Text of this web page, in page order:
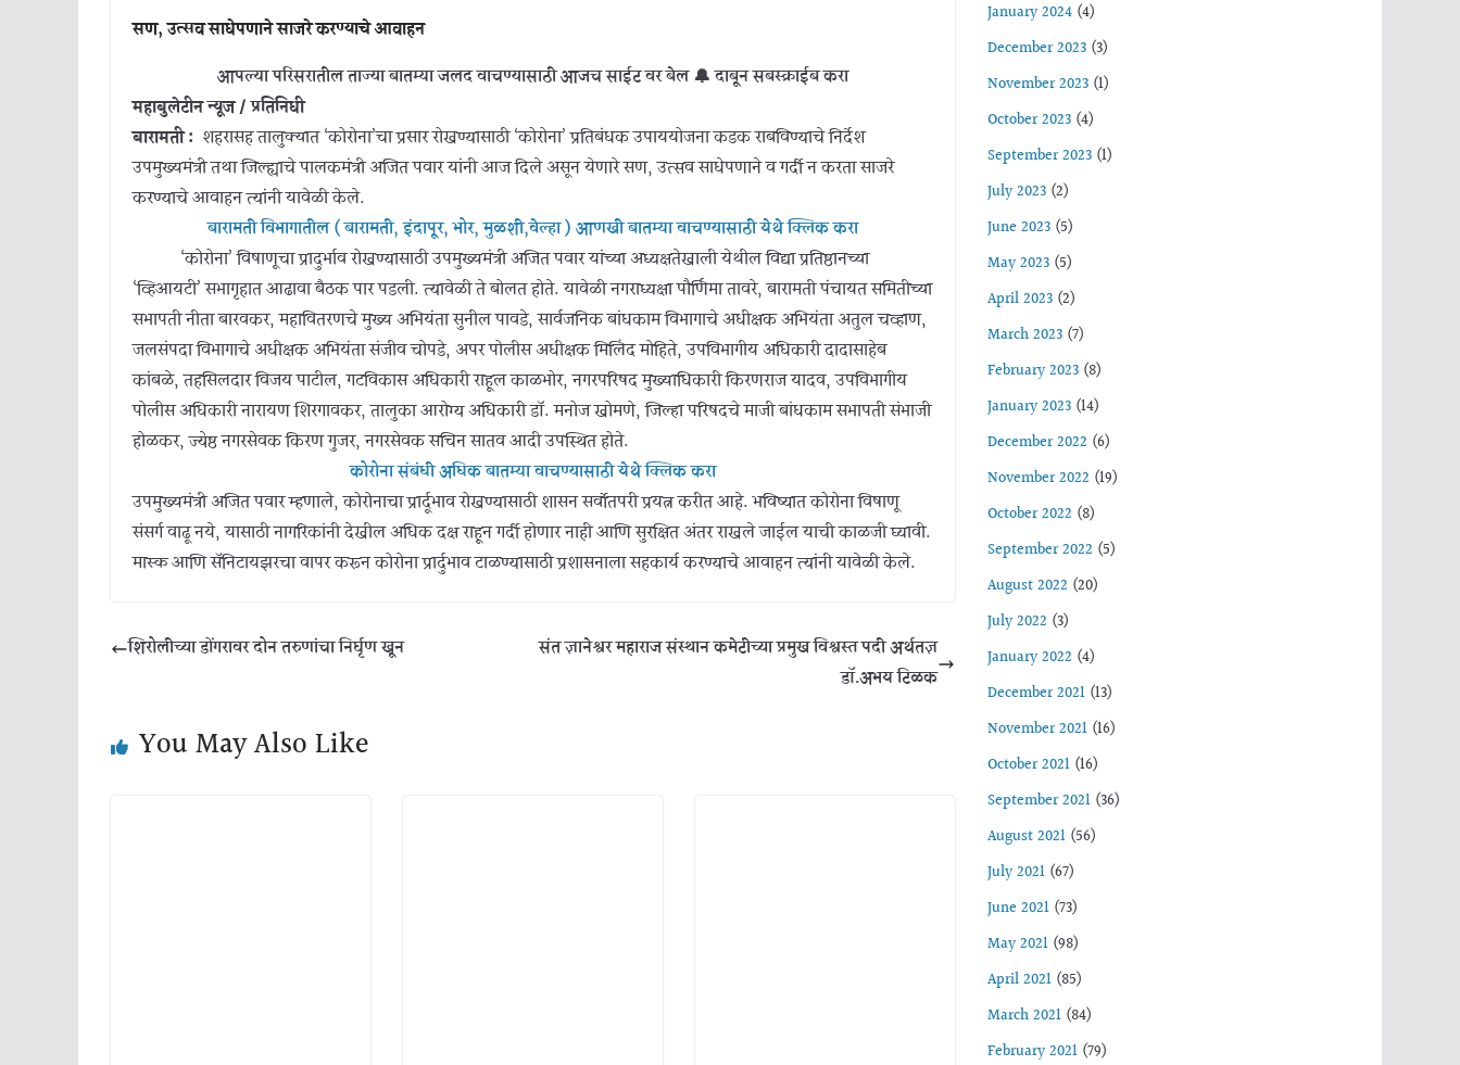
सण, उत्सव साधेपणाने साजरे करण्याचे आवाहन
आपल्या परिसरातील ताज्या बातम्या जलद वाचण्यासाठी आजच साईट वर बेल 🔔 दाबून सबस्क्राईब करा
महाबुलेटीन न्यूज / प्रतिनिधी
बारामती : शहरासह तालुक्यात ‘कोरोना’चा प्रसार रोखण्यासाठी ‘कोरोना’ प्रतिबंधक उपाययोजना कडक राबविण्याचे निर्देश
उपमुख्यमंत्री तथा जिल्ह्याचे पालकमंत्री अजित पवार यांनी आज दिले असून येणारे सण, उत्सव साधेपणाने व गर्दी न करता साजरे
करण्याचे आवाहन त्यांनी यावेळी केले.
बारामती विभागातील ( बारामती, इंदापूर, भोर, मुळशी,वेल्हा ) आणखी बातम्या वाचण्यासाठी येथे क्लिक करा
‘कोरोना’ विषाणूचा प्रादुर्भाव रोखण्यासाठी उपमुख्यमंत्री अजित पवार यांच्या अध्यक्षतेखाली येथील विद्या प्रतिष्ठानच्या
‘व्हिआयटी’ सभागृहात आढावा बैठक पार पडली. त्यावेळी ते बोलत होते. यावेळी नगराध्यक्षा पौर्णिमा तावरे, बारामती पंचायत समितीच्या
सभापती नीता बारवकर, महावितरणचे मुख्य अभियंता सुनील पावडे, सार्वजनिक बांधकाम विभागाचे अधीक्षक अभियंता अतुल चव्हाण,
जलसंपदा विभागाचे अधीक्षक अभियंता संजीव चोपडे, अपर पोलीस अधीक्षक मिलिंद मोहिते, उपविभागीय अधिकारी दादासाहेब
कांबळे, तहसिलदार विजय पाटील, गटविकास अधिकारी राहूल काळभोर, नगरपरिषद मुख्याधिकारी किरणराज यादव, उपविभागीय
पोलीस अधिकारी नारायण शिरगावकर, तालुका आरोग्य अधिकारी डॉ. मनोज खोमणे, जिल्हा परिषदचे माजी बांधकाम सभापती संभाजी
होळकर, ज्येष्ठ नगरसेवक किरण गुजर, नगरसेवक सचिन सातव आदी उपस्थित होते.
कोरोना संबंधी अधिक बातम्या वाचण्यासाठी येथे क्लिक करा
उपमुख्यमंत्री अजित पवार म्हणाले, कोरोनाचा प्रार्दूभाव रोखण्यासाठी शासन सर्वोतपरी प्रयत्न करीत आहे. भविष्यात कोरोना विषाणू
संसर्ग वाढू नये, यासाठी नागरिकांनी देखील अधिक दक्ष राहून गर्दी होणार नाही आणि सुरक्षित अंतर राखले जाईल याची काळजी घ्यावी.
मास्क आणि सॅनिटायझरचा वापर करून कोरोना प्रार्दुभाव टाळण्यासाठी प्रशासनाला सहकार्य करण्याचे आवाहन त्यांनी यावेळी केले.
शिरोलीच्या डोंगरावर दोन तरुणांचा निर्घृण खून
संत ज्ञानेश्वर महाराज संस्थान कमेटीच्या प्रमुख विश्वस्त पदी अर्थतज्ञ
डॉ.अभय टिळक
You May Also Like
January 2024 (4)
December 2023 (3)
November 2023 (1)
October 2023 (4)
September 2023 (1)
July 2023 (2)
June 2023 (5)
May 2023 (5)
April 2023 (2)
March 2023 (7)
February 2023 (8)
January 2023 (14)
December 2022 (6)
November 2022 (19)
October 2022 (8)
September 2022 (5)
August 2022 (20)
July 2022 (3)
January 2022 (4)
December 2021 (13)
November 2021 (16)
October 2021 (16)
September 2021 (36)
August 2021 (56)
July 2021 (67)
June 2021 (73)
May 2021 (98)
April 2021 (85)
March 2021 (84)
February 2021 (79)